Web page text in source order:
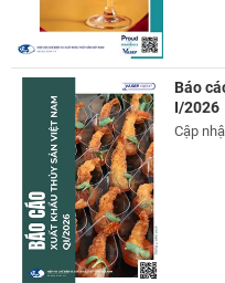
Báo
I/2026
Cập